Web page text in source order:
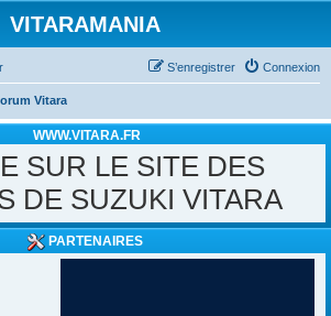
VITARAMANIA
Connexion
S’enregistrer
Vitara
WWW.VITARA.FR
SUR LE SITE DES
DE SUZUKI VITARA
PARTENAIRES